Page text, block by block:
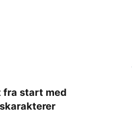
fra start med